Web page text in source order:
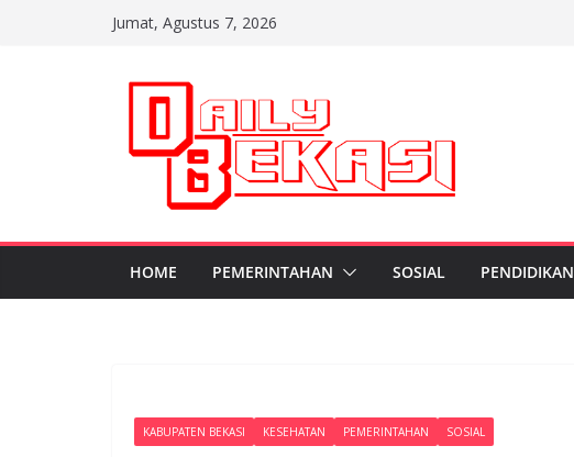
Jumat, Agustus 7, 2026
HOME PEMERINTAHAN SOSIAL PENDIDIKAN
KABUPATEN BEKASI KESEHATAN PEMERINTAHAN SOSIAL